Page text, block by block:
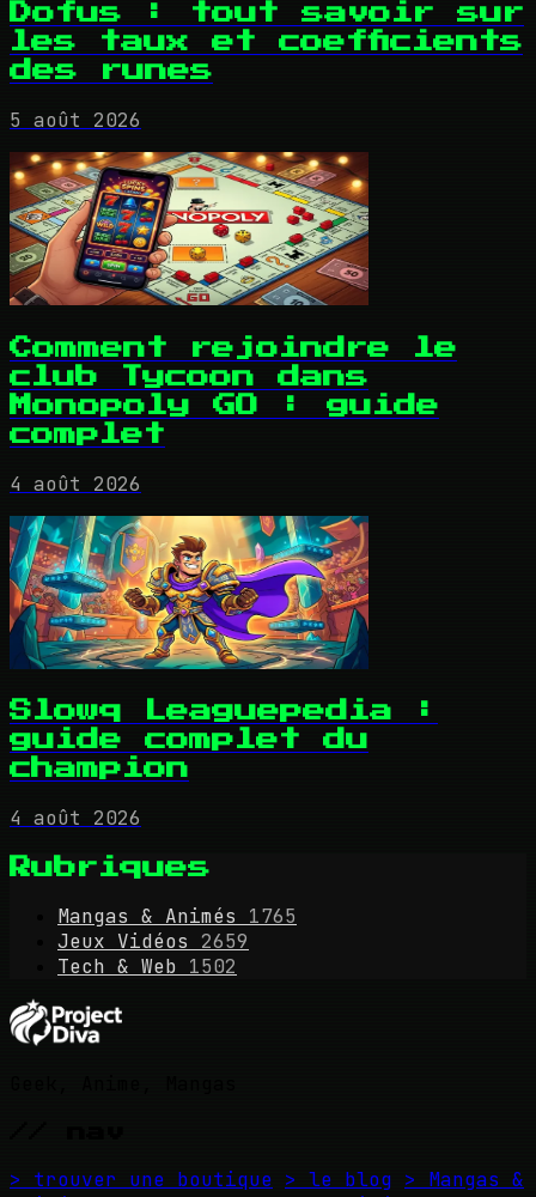
Dofus : tout savoir sur
les taux et coefficients
des runes
5 août 2026
Comment rejoindre le
club Tycoon dans
Monopoly GO : guide
complet
4 août 2026
Slowq Leaguepedia :
guide complet du
champion
4 août 2026
Rubriques
Mangas & Animés
1765
Jeux Vidéos
2659
Tech & Web 1502
> trouver une boutique > le blog > Mangas &